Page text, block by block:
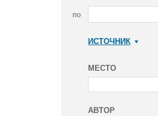
по
ИСТОЧНИК
МЕСТО
АВТОР